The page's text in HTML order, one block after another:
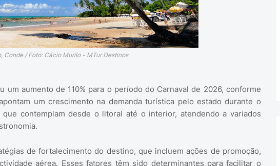
Conde / Foto: Cácio Murilo - MTur Destinos
aumento de 110% para o período do Carnaval de 2026, conforme
um crescimento na demanda turística pelo estado durante o
contemplam desde o litoral até o interior, atendendo a variados
de fortalecimento do destino, que incluem ações de promoção,
aérea. Esses fatores têm sido determinantes para facilitar o